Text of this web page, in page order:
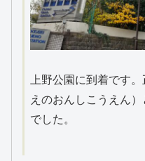
上野公園に到着です
えのおんしこうえん
でした。